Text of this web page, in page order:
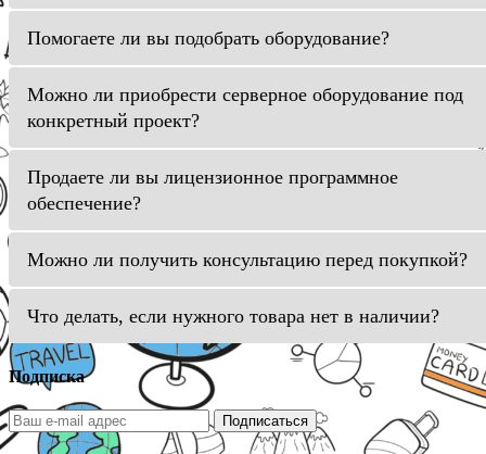
Помогаете ли вы подобрать оборудование?
Можно ли приобрести серверное оборудование под
конкретный проект?
Продаете ли вы лицензионное программное
обеспечение?
Можно ли получить консультацию перед покупкой?
Что делать, если нужного товара нет в наличии?
Подписка
Подписаться